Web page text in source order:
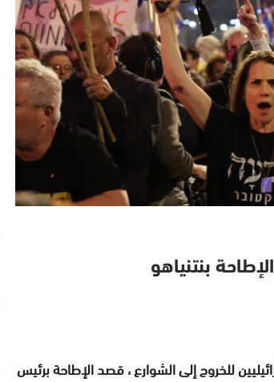
بنتنياهو
للخروج إلى الشوارع ، قصد الإطاحة برئيس